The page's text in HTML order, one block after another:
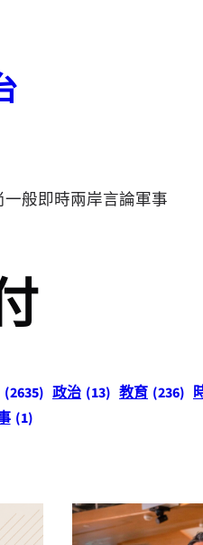
一般即時兩岸言論軍事
(2635) 政治 (13) 教育 (236)
(1)